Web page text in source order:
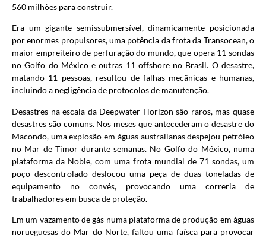
560 milhões para construir.
Era um gigante semissubmersível, dinamicamente posicionada
por enormes propulsores, uma potência da frota da Transocean, o
maior empreiteiro de perfuração do mundo, que opera 11 sondas
no Golfo do México e outras 11 offshore no Brasil. O desastre,
matando 11 pessoas, resultou de falhas mecânicas e humanas,
incluindo a negligência de protocolos de manutenção.
Desastres na escala da Deepwater Horizon são raros, mas quase
desastres são comuns. Nos meses que antecederam o desastre do
Macondo, uma explosão em águas australianas despejou petróleo
no Mar de Timor durante semanas. No Golfo do México, numa
plataforma da Noble, com uma frota mundial de 71 sondas, um
poço descontrolado deslocou uma peça de duas toneladas de
equipamento no convés, provocando uma correria de
trabalhadores em busca de proteção.
Em um vazamento de gás numa plataforma de produção em águas
norueguesas do Mar do Norte, faltou uma faísca para provocar